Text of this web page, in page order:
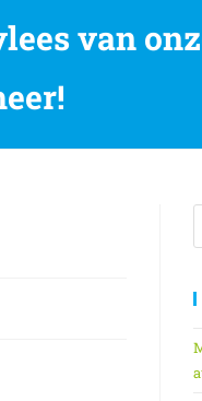
van